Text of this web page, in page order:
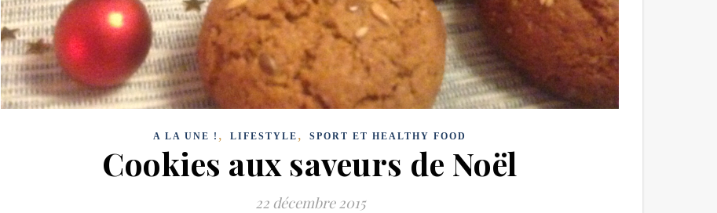
A LA UNE ! , LIFESTYLE , SPORT ET HEALTHY FOOD
Cookies aux saveurs de Noël
22 décembre 2015